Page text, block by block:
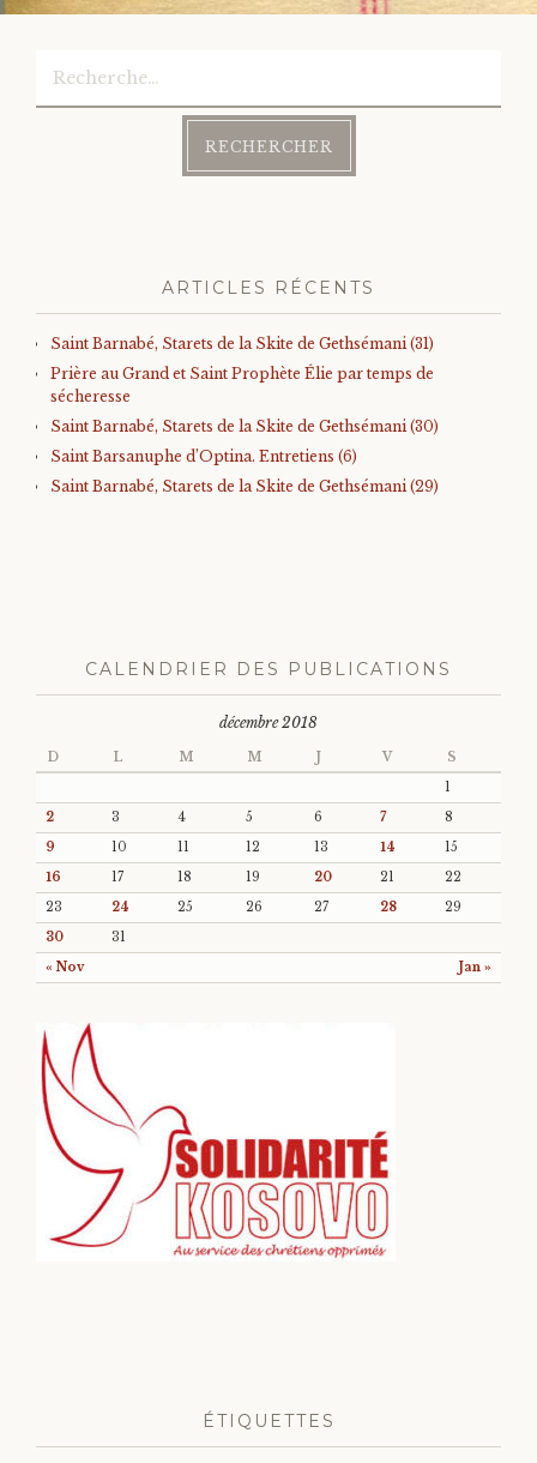
navigation
ARTICLES RÉCENTS
Saint Barnabé, Starets de la Skite de Gethsémani (31)
Prière au Grand et Saint Prophète Élie par temps de
sécheresse
Saint Barnabé, Starets de la Skite de Gethsémani (30)
Saint Barsanuphe d’Optina. Entretiens (6)
Saint Barnabé, Starets de la Skite de Gethsémani (29)
CALENDRIER DES PUBLICATIONS
décembre 2018
D L M M J V S
« Nov Jan »
1
2
3 4 5 6 7
8
9
10 11 12 13 14
15
16
17 18 19 20 21
22
23
24 25 26 27 28
29
30
31
ÉTIQUETTES